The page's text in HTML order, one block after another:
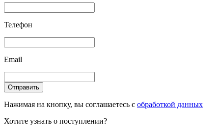
Телефон
Email
Отправить
Нажимая на кнопку, вы соглашаетесь с обработкой данных
Хотите узнать о поступлении?